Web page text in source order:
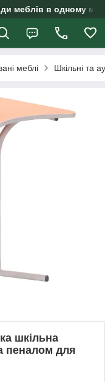
меблів в одному
меблі Шкільні та
шкільна
пеналом для